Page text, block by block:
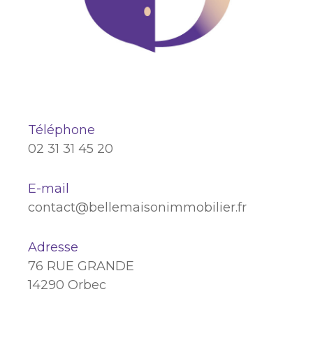
Téléphone
02 31 31 45 20
E-mail
contact@bellemaisonimmobilier.fr
Adresse
76 RUE GRANDE
14290 Orbec